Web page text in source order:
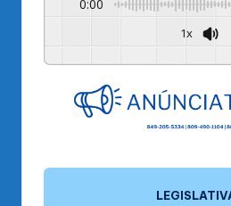
0:00
1x